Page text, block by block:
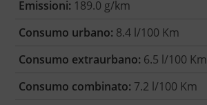
Emissioni: 189.0 g/km
Consumo urbano: 8.4 l/100 Km
Consumo extraurbano: 6.5 l/100 Km
Consumo combinato: 7.2 l/100 Km